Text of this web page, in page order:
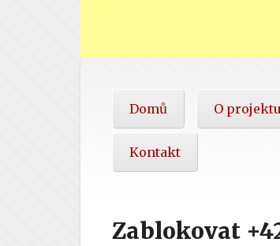
Domů O projektu
Kontakt
Zablokovat